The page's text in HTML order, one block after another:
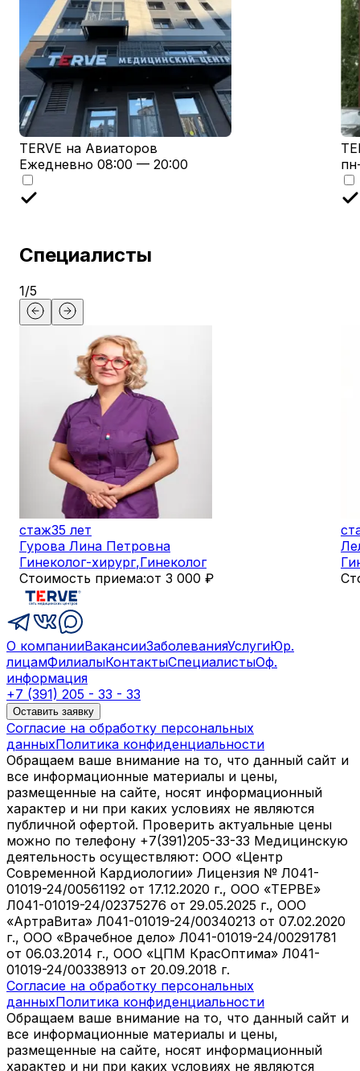
TERVE на Авиаторов
Ежедневно 08:00 — 20:00
Специалисты
1/5
стаж35 лет
Гурова Лина Петровна
Гинеколог-хирург,Гинеколог
Стоимость приема:от 3 000 ₽
О компанииВакансииЗаболеванияУслугиЮр.
лицамФилиалыКонтактыСпециалистыОф.
информация
+7 (391) 205 - 33 - 33
Оставить заявку
Согласие на обработку персональных
данныхПолитика конфиденциальности
Обращаем ваше внимание на то, что данный сайт и
все информационные материалы и цены,
размещенные на сайте, носят информационный
характер и ни при каких условиях не являются
публичной офертой. Проверить актуальные цены
можно по телефону +7(391)205-33-33 Медицинскую
деятельность осуществляют: ООО «Центр
Современной Кардиологии» Лицензия № Л041-
01019-24/00561192 от 17.12.2020 г., ООО «ТЕРВЕ»
Л041-01019-24/02375276 от 29.05.2025 г., ООО
«АртраВита» Л041-01019-24/00340213 от 07.02.2020
г., ООО «Врачебное дело» Л041-01019-24/00291781
от 06.03.2014 г., ООО «ЦПМ КрасОптима» Л041-
01019-24/00338913 от 20.09.2018 г.
Согласие на обработку персональных
данныхПолитика конфиденциальности
Обращаем ваше внимание на то, что данный сайт и
все информационные материалы и цены,
размещенные на сайте, носят информационный
характер и ни при каких условиях не являются